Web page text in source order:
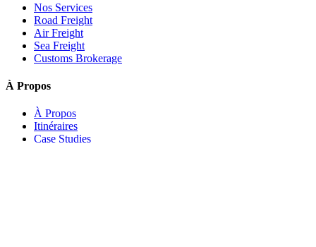
Nos Services
Road Freight
Air Freight
Sea Freight
Customs Brokerage
À Propos
À Propos
Itinéraires
Case Studies